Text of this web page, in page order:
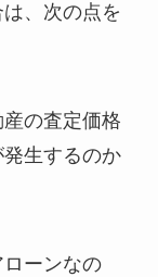
、次の点を
の査定価格
生するのか
ーンなの